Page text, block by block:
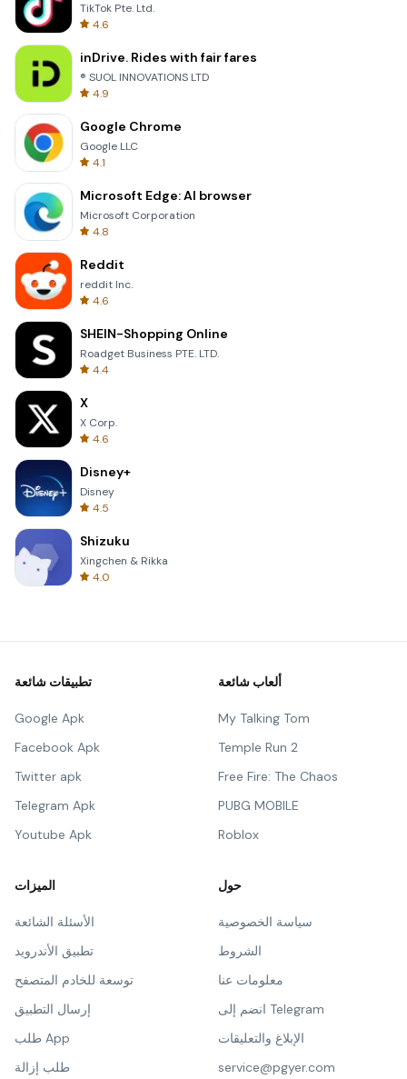
TikTok Pte. Ltd.
4.6
inDrive. Rides with fair fares
® SUOL INNOVATIONS LTD
4.9
Google Chrome
Google LLC
4.1
Microsoft Edge: AI browser
Microsoft Corporation
4.8
Reddit
reddit Inc.
4.6
SHEIN-Shopping Online
Roadget Business PTE. LTD.
4.4
X
X Corp.
4.6
Disney+
Disney
4.5
Shizuku
Xingchen & Rikka
4.0
تطبيقات شائعة
Google Apk
Facebook Apk
Twitter apk
Telegram Apk
Youtube Apk
ألعاب شائعة
My Talking Tom
Temple Run 2
Free Fire: The Chaos
PUBG MOBILE
Roblox
الميزات
الأسئلة الشائعة
تطبيق الأندرويد
توسعة للخادم المتصفح
إرسال التطبيق
طلب App
طلب إزالة
حول
سياسة الخصوصية
الشروط
معلومات عنا
انضم إلى Telegram
الإبلاغ والتعليقات
service@pgyer.com